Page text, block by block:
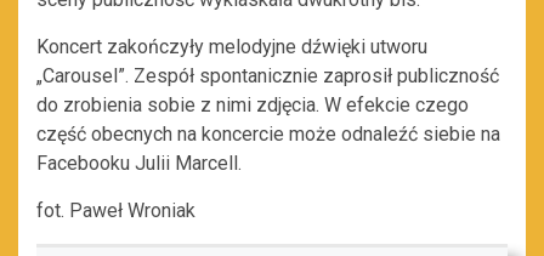
Koncert zakończyły melodyjne dźwięki utworu
„Carousel”. Zespół spontanicznie zaprosił publiczność
do zrobienia sobie z nimi zdjęcia. W efekcie czego
część obecnych na koncercie może odnaleźć siebie na
Facebooku Julii Marcell.
fot. Paweł Wroniak